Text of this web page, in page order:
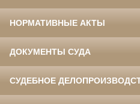
НОРМАТИВНЫЕ АКТЫ
ДОКУМЕНТЫ СУДА
СУДЕБНОЕ